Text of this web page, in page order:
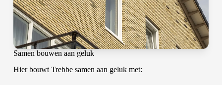
Samen bouwen aan geluk
Hier bouwt Trebbe samen aan geluk met: